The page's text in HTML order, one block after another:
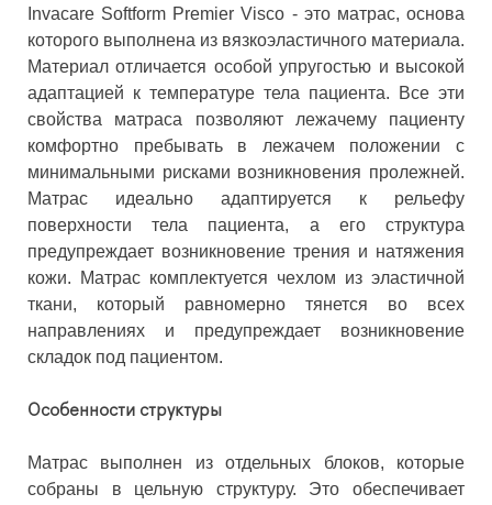
Invacare Softform Premier Visco - это матрас, основа
которого выполнена из вязкоэластичного материала.
Материал отличается особой упругостью и высокой
адаптацией к температуре тела пациента. Все эти
свойства матраса позволяют лежачему пациенту
комфортно пребывать в лежачем положении с
минимальными рисками возникновения пролежней.
Матрас идеально адаптируется к рельефу
поверхности тела пациента, а его структура
предупреждает возникновение трения и натяжения
кожи. Матрас комплектуется чехлом из эластичной
ткани, который равномерно тянется во всех
направлениях и предупреждает возникновение
складок под пациентом.
Особенности структуры
Матрас выполнен из отдельных блоков, которые
собраны в цельную структуру. Это обеспечивает